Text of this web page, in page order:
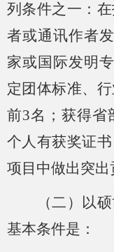
列条件之一：
者或通讯作者
家或国际发明
定团体标准、
前3名；获得省
个人有获奖证
项目中做出突出
（二）以
基本条件是：